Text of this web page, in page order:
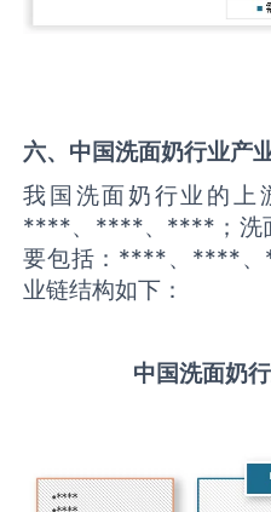
六、中国洗面奶行业产
我国洗面奶行业的上
****、****、****；洗
要包括：****、****
业链结构如下：
中国洗面奶